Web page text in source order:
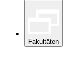
Fakultäten